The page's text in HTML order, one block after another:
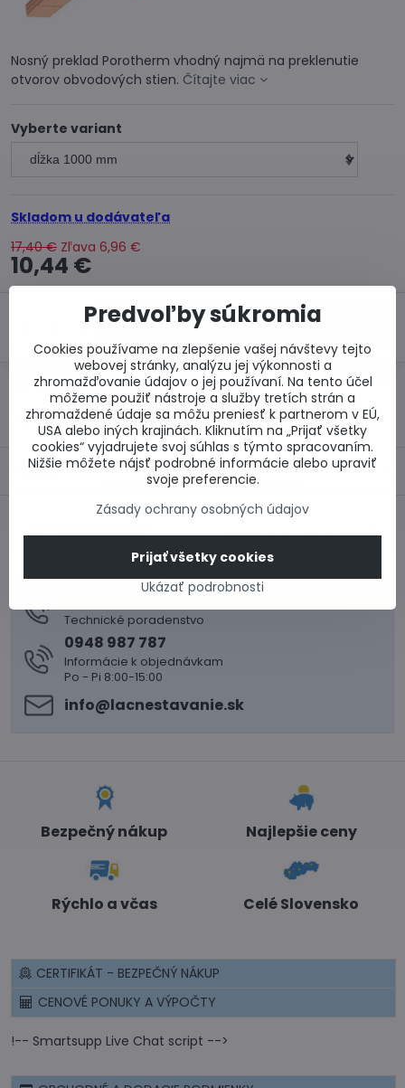
Nosný preklad Porotherm vhodný najmä na preklenutie
otvorov obvodových stien. Čítajte viac
Vyberte variant
Skladom u dodávateľa
17,40 € Zľava 6,96 €
10,44 €
Do košíka
Otázka k produktu
Doručenia
Výrobca:Wienerberger s.r.o.
Popis
Nasledujúci produkt
Technické poradenstvo
0948 987 787
Informácie k objednávkam
Po - Pi 8:00-15:00
info​@lacnestavanie​.sk
Bezpečný nákup Najlepšie ceny
Rýchlo a včas Celé Slovensko
CERTIFIKÁT - BEZPEČNÝ NÁKUP
CENOVÉ PONUKY A VÝPOČTY
!-- Smartsupp Live Chat script -->
Predvoľby súkromia
Cookies používame na zlepšenie vašej návštevy tejto
webovej stránky, analýzu jej výkonnosti a
zhromažďovanie údajov o jej používaní. Na tento účel
môžeme použiť nástroje a služby tretích strán a
zhromaždené údaje sa môžu preniesť k partnerom v EÚ,
USA alebo iných krajinách. Kliknutím na „Prijať všetky
cookies“ vyjadrujete svoj súhlas s týmto spracovaním.
Nižšie môžete nájsť podrobné informácie alebo upraviť
svoje preferencie.
Zásady ochrany osobných údajov
Ukázať podrobnosti
Prijať všetky cookies